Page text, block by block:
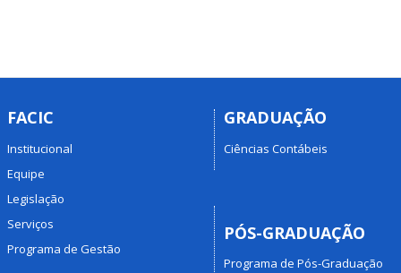
FACIC
Institucional
Equipe
Legislação
Serviços
Programa de Gestão
GRADUAÇÃO
Ciências Contábeis
PÓS-GRADUAÇÃO
Programa de Pós-Graduação